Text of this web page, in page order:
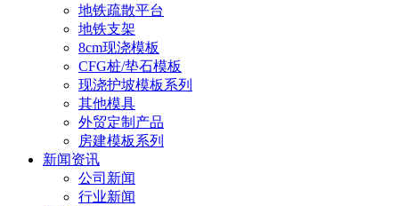
地铁疏散平台
地铁支架
8cm现浇模板
CFG桩/垫石模板
现浇护坡模板系列
其他模具
外贸定制产品
房建模板系列
新闻资讯
公司新闻
行业新闻